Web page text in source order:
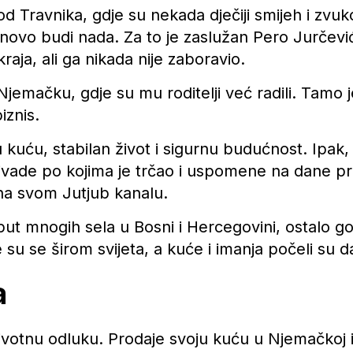
Travnika, gdje su nekada dječiji smijeh i
budi nada. Za to je zaslužan Pero
ali ga nikada nije zaboravio.
gdje su mu roditelji već radili. Tamo
kuću, stabilan život i sigurnu budućnost.
po kojima je trčao i uspomene na dane
svom Jutjub kanalu.
mnogih sela u Bosni i Hercegovini, ostalo
se širom svijeta, a kuće i imanja počeli su
odluku. Prodaje svoju kuću u Njemačkoj